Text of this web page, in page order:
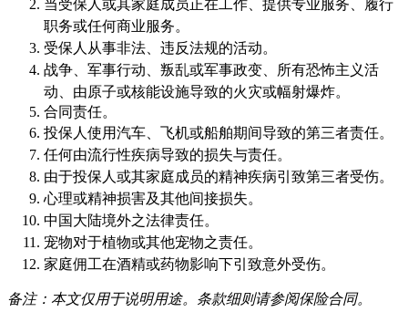
当受保人或其家庭成员正在工作、提供专业服务、履行
职务或任何商业服务。
受保人从事非法、违反法规的活动。
战争、军事行动、叛乱或军事政变、所有恐怖主义活
动、由原子或核能设施导致的火灾或幅射爆炸。
合同责任。
投保人使用汽车、飞机或船舶期间导致的第三者责任。
任何由流行性疾病导致的损失与责任。
由于投保人或其家庭成员的精神疾病引致第三者受伤。
心理或精神损害及其他间接损失。
中国大陆境外之法律责任。
宠物对于植物或其他宠物之责任。
家庭佣工在酒精或药物影响下引致意外受伤。
备注：本文仅用于说明用途。条款细则请参阅保险合同。